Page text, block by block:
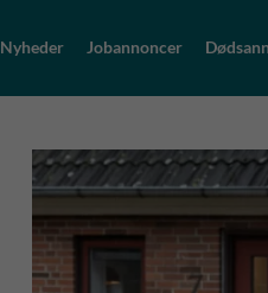
Nyheder Jobannoncer